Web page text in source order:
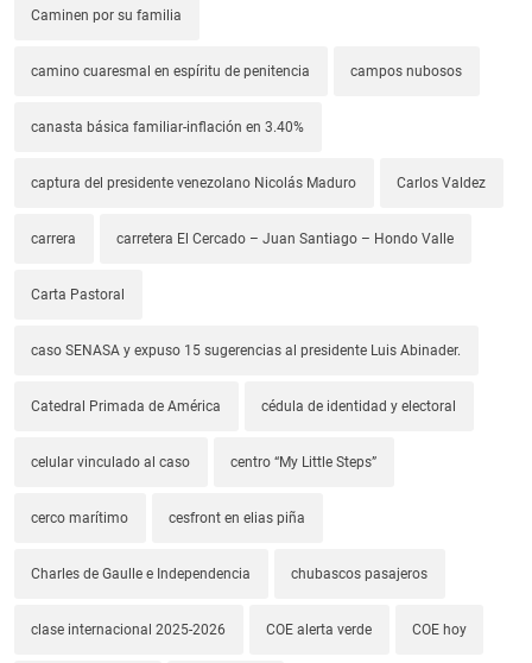
Caminen por su familia
camino cuaresmal en espíritu de penitencia campos nubosos
canasta básica familiar-inflación en 3.40%
captura del presidente venezolano Nicolás Maduro Carlos Valdez
carrera carretera El Cercado – Juan Santiago – Hondo Valle
Carta Pastoral
caso SENASA y expuso 15 sugerencias al presidente Luis Abinader.
Catedral Primada de América cédula de identidad y electoral
celular vinculado al caso centro “My Little Steps”
cerco marítimo cesfront en elias piña
Charles de Gaulle e Independencia chubascos pasajeros
clase internacional 2025-2026 COE alerta verde COE hoy